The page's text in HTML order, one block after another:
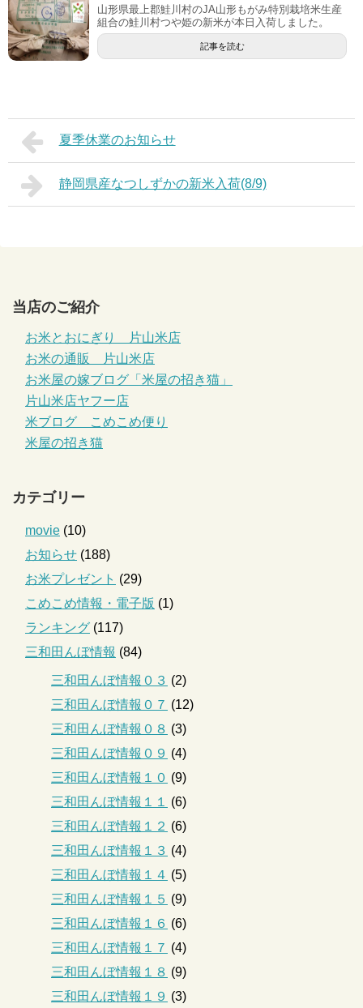
山形県最上郡鮭川村のJA山形もがみ特別栽培米生産
組合の鮭川村つや姫の新米が本日入荷しました。
記事を読む
夏季休業のお知らせ
静岡県産なつしずかの新米入荷(8/9)
当店のご紹介
お米とおにぎり 片山米店
お米の通販 片山米店
お米屋の嫁ブログ「米屋の招き猫」
片山米店ヤフー店
米ブログ こめこめ便り
米屋の招き猫
カテゴリー
movie (10)
お知らせ (188)
お米プレゼント (29)
こめこめ情報・電子版 (1)
ランキング (117)
三和田んぼ情報 (84)
三和田んぼ情報０３ (2)
三和田んぼ情報０７ (12)
三和田んぼ情報０８ (3)
三和田んぼ情報０９ (4)
三和田んぼ情報１０ (9)
三和田んぼ情報１１
(6)
三和田んぼ情報１２ (6)
三和田んぼ情報１３ (4)
三和田んぼ情報１４ (5)
三和田んぼ情報１５ (9)
三和田んぼ情報１６ (6)
三和田んぼ情報１７ (4)
三和田んぼ情報１８ (9)
三和田んぼ情報１９ (3)